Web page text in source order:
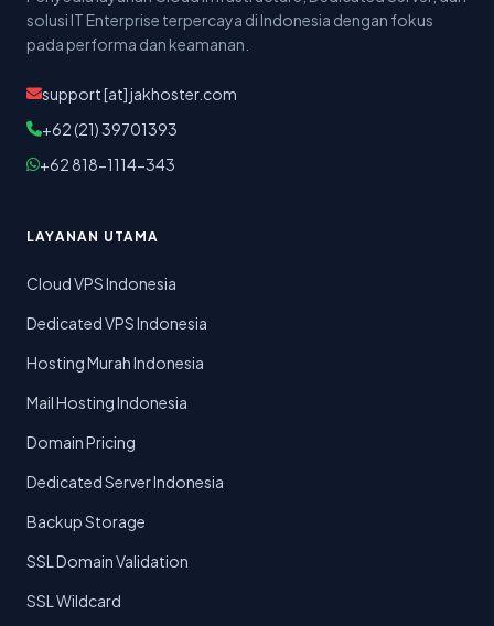
solusi IT Enterprise terpercaya di Indonesia dengan fokus
pada performa dan keamanan.
support [at] jakhoster.com
+62 (21) 39701393
+62 818-1114-343
LAYANAN UTAMA
Cloud VPS Indonesia
Dedicated VPS Indonesia
Hosting Murah Indonesia
Mail Hosting Indonesia
Domain Pricing
Dedicated Server Indonesia
Backup Storage
SSL Domain Validation
SSL Wildcard